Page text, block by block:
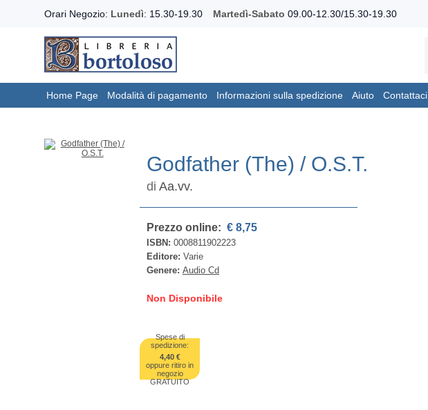
Orari Negozio: Lunedì: 15.30-19.30 Martedì-Sabato 09.00-12.30/15.30-19.30
Home Page Modalità di pagamento Informazioni sulla spedizione Aiuto Contattaci
Godfather (The) / O.S.T.
diAa.vv.
Prezzo online: € 8,75
ISBN:0008811902223
Editore:Varie
Genere:Audio Cd
Non Disponibile
Spese di
spedizione:
4,40 €
oppure ritiro in
negozio
GRATUITO